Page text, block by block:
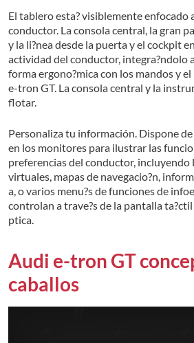
El tablero esta? visiblemente enfocado
conductor. La consola central, la gran
y la li?nea desde la puerta y el cockpit
actividad del conductor, integra?ndolo
forma ergono?mica con los mandos y
e-tron GT. La consola central y la
flotar.
Personaliza tu información. Dispone
en los monitores para ilustrar las
preferencias del conductor, incluyendo
virtuales, mapas de navegacio?n,
a, o varios menu?s de funciones de
controlan a trave?s de la pantalla
ptica.
Audi e-tron GT
caballos